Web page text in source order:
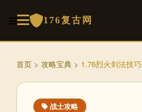
176复古网
首页 > 攻略宝典 > 1.76烈火剑法技
战士攻略